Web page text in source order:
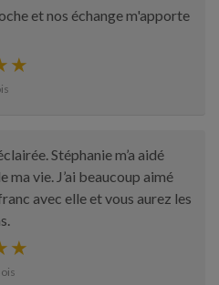
et nos échange m'apporte
Stéphanie m’a aidé
vie. J’ai beaucoup aimé
avec elle et vous aurez les